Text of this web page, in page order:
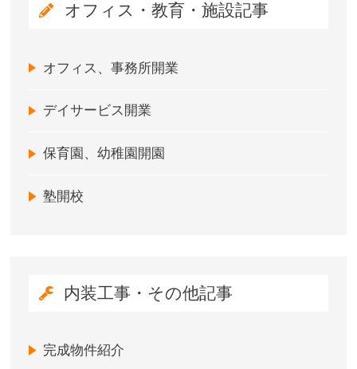
オフィス・教育・施設記事
オフィス、事務所開業
デイサービス開業
保育園、幼稚園開園
塾開校
内装工事・その他記事
完成物件紹介